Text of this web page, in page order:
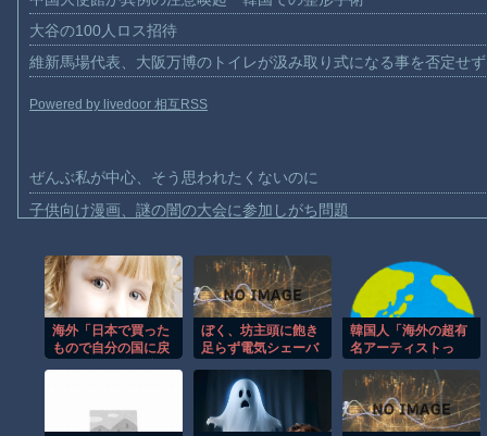
大谷の100人ロス招待
維新馬場代表、大阪万博のトイレが汲み取り式になる事を否定せ
Powered by livedoor 相互RSS
ぜんぶ私が中心、そう思われたくないのに
子供向け漫画、謎の闇の大会に参加しがち問題
【動画】両方馬鹿（笑）ミニストップでトラックと衝突したドラ
【動画】地震発生時の熊本総合病院の手術室の様子が(((ﾟДﾟ)))
【動画】野菜売りのおじさんにドローンを特攻させるおそロシア。
【動画】首都高で4tトラックが原因の玉突き事故に巻き込まれた
【朗報】大人気漫画「GANTZ」がAmazonでなんと全巻100円ｗ
まだ墓石があるだけマシと見るべきか。今はもう合葬墓ばかり
海外「日本で買った
もので自分の国に戻
ぼく、坊主頭に飽き
足らず電気シェーバ
してしまう
韓国人「海外の超有
名アーティストっ
訪れるのに、我が国
には全く来てくれな
いんだ・・・？」